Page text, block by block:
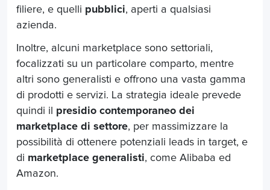
filiere, e quelli pubblici, aperti a qualsiasi
azienda.
Inoltre, alcuni marketplace sono settoriali,
focalizzati su un particolare comparto, mentre
altri sono generalisti e offrono una vasta gamma
di prodotti e servizi. La strategia ideale prevede
quindi il presidio contemporaneo dei
marketplace di settore, per massimizzare la
possibilità di ottenere potenziali leads in target, e
di marketplace generalisti, come Alibaba ed
Amazon.